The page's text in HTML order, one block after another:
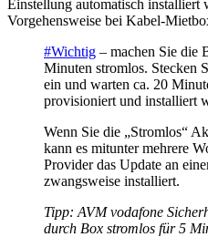
Einstellung automatisch installiert
Vorgehensweise bei Kabel-
#Wichtig – machen Sie die
Minuten stromlos. Stecken
ein und warten ca. 20
provisioniert und installiert
Wenn Sie die „Stromlos“
kann es mitunter mehrere
Provider das Update an
zwangsweise installiert.
Tipp: AVM vodafone
durch Box stromlos für 5